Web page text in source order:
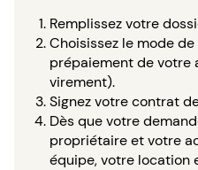
Remplissez votre
Choisissez le mode
prépaiement de votre
virement).
Signez votre contrat
Dès que votre
propriétaire et votre
équipe, votre location